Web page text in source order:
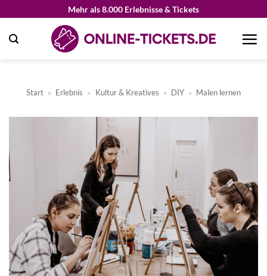
springen
Mehr als 8.000 Erlebnisse & Tickets
Start » Erlebnis » Kultur & Kreatives » DIY » Malen lernen